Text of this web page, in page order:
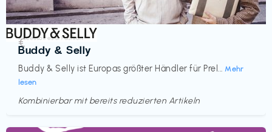
Accessoires & Fashion
Buddy & Selly
Buddy & Selly ist Europas größter Händler für Prel... Mehr
lesen
€‎
Kombinierbar mit bereits reduzierten Artikeln